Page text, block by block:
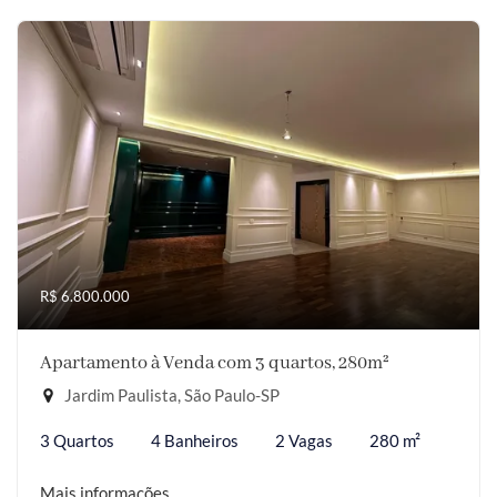
R$ 6.800.000
Apartamento à Venda com 3 quartos, 280m²
Jardim Paulista, São Paulo-SP
3 Quartos 4 Banheiros 2 Vagas 280 m²
Mais informações